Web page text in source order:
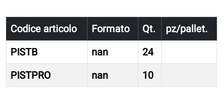
Codice articolo Formato Qt.
pz/pallet.
PISTB
nan
24
PISTPRO
nan 10